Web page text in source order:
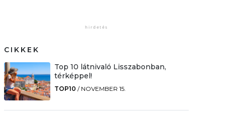
CIKKEK
Top 10 látnivaló Lisszabonban,
térképpel!
TOP10 / NOVEMBER 15.